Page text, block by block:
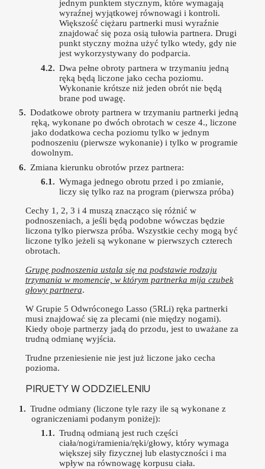
jednym punktem stycznym, które wymagają
wyraźnej wyjątkowej równowagi i kontroli.
Większość ciężaru partnerki musi wyraźnie
znajdować się poza osią tułowia partnera. Drugi
punkt styczny można użyć tylko wtedy, gdy nie
jest wykorzystywany do podparcia.
Dwa pełne obroty partnera w trzymaniu jedną
ręką będą liczone jako cecha poziomu.
Wykonanie krótsze niż jeden obrót nie będą
brane pod uwagę.
Dodatkowe obroty partnera w trzymaniu partnerki jedną
ręką, wykonane po dwóch obrotach w cesze 4., liczone
jako dodatkowa cecha poziomu tylko w jednym
podnoszeniu (pierwsze wykonanie) i tylko w programie
dowolnym.
Zmiana kierunku obrotów przez partnera:
Wymaga jednego obrotu przed i po zmianie,
liczy się tylko raz na program (pierwsza próba)
Cechy 1, 2, 3 i 4 muszą znacząco się różnić w
podnoszeniach, a jeśli będą podobne wówczas będzie
liczona tylko pierwsza próba. Wszystkie cechy mogą być
liczone tylko jeżeli są wykonane w pierwszych czterech
obrotach.
Grupę podnoszenia ustala się na podstawie rodzaju
trzymania w momencie, w którym partnerka mija czubek
głowy partnera.
W Grupie 5 Odwróconego Lasso (5RLi) ręka partnerki
musi znajdować się za plecami (nie między nogami).
Kiedy oboje partnerzy jadą do przodu, jest to uważane za
trudną odmianę wyjścia.
Trudne przeniesienie nie jest już liczone jako cecha
pozioma.
PIRUETY W ODDZIELENIU
Trudne odmiany (liczone tyle razy ile są wykonane z
ograniczeniami podanym poniżej):
Trudną odmianą jest ruch części
ciała/nogi/ramienia/ręki/głowy, który wymaga
większej siły fizycznej lub elastyczności i ma
wpływ na równowagę korpusu ciała.